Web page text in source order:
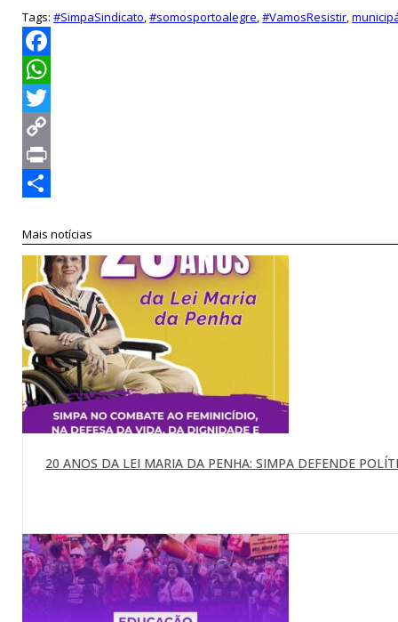
Tags:#SimpaSindicato,#somosportoalegre,#VamosResistir,
Facebook
WhatsApp
Twitter
Copy
Link
Print
Mais notícias
20 ANOS DA LEI MARIA DA PENHA: SIMPA DEFENDE